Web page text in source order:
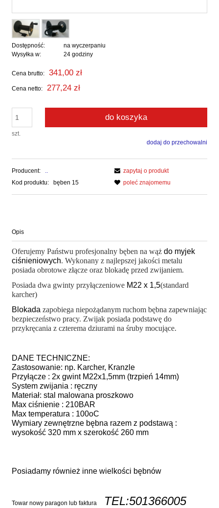
Dostępność:
na wyczerpaniu
Wysyłka w:
24 godziny
Cena brutto: 341,00 zł
Cena netto: 277,24 zł
szt.
do koszyka
dodaj do przechowalni
Producent:
..
Kod produktu:
bęben 15
zapytaj o produkt
poleć znajomemu
Opis
Oferujemy Państwu profesjonalny bęben na wąż do myjek
ciśnieniowych. Wykonany z najlepszej jakości metalu
posiada obrotowe złącze oraz blokadę przed zwijaniem.
Posiada dwa gwinty przyłączeniowe M22 x 1,5(standard
karcher)
Blokada zapobiega niepożądanym ruchom bębna zapewniając
bezpieczeństwo pracy. Zwijak posiada podstawę do
przykręcania z czterema dziurami na śruby mocujące.
DANE TECHNICZNE:
Zastosowanie: np. Karcher, Kranzle
Przyłącze : 2x gwint M22x1,5mm (trzpień 14mm)
System zwijania : ręczny
Materiał: stal malowana proszkowo
Max ciśnienie : 210BAR
Max temperatura : 100oC
Wymiary zewnętrzne bębna razem z podstawą :
wysokość 320 mm x szerokość 260 mm
Posiadamy również inne wielkości bębnów
Towar nowy paragon lub faktura TEL:501366005